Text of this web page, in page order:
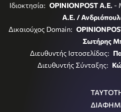
Ιδιοκτησία: OPINIONPOST A.E. -
Α.Ε. /
Δικαιούχος Domain:
Σωτήρης
Διευθυντής Ιστοσελίδας:
Διευθυντής Σύνταξης: